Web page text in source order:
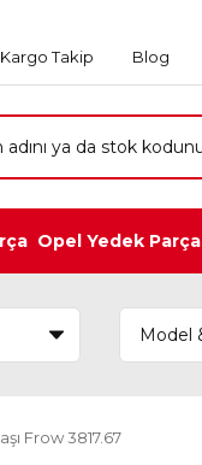
Kargo Takip Blog
Opel Yedek Parça
Frow 3817.67